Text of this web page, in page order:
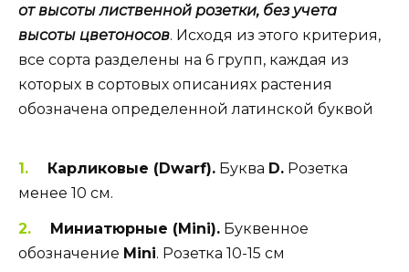
от высоты лиственной розетки, без учета
высоты цветоносов. Исходя из этого критерия,
все сорта разделены на 6 групп, каждая из
которых в сортовых описаниях растения
обозначена определенной латинской буквой
Карликовые (Dwarf).Буква D.Розетка
менее 10 см.
Миниатюрные (Mini).Буквенное
обозначение Mini. Розетка 10-15 см